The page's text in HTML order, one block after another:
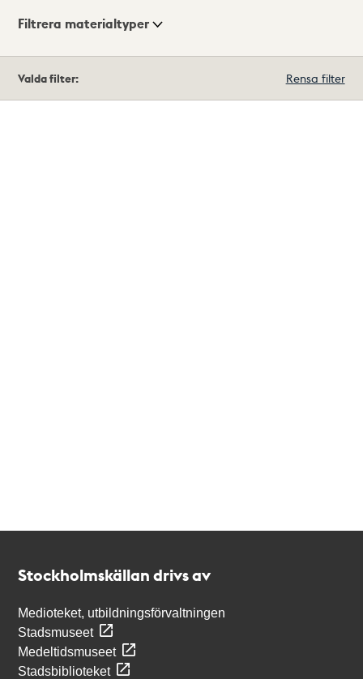
Visningsläge
Filtrera materialtyper
träffar
Valda filter: Rensa filter
Stockholmskällan drivs av
Medioteket, utbildningsförvaltningen
Stadsmuseet
Medeltidsmuseet
Stadsbiblioteket